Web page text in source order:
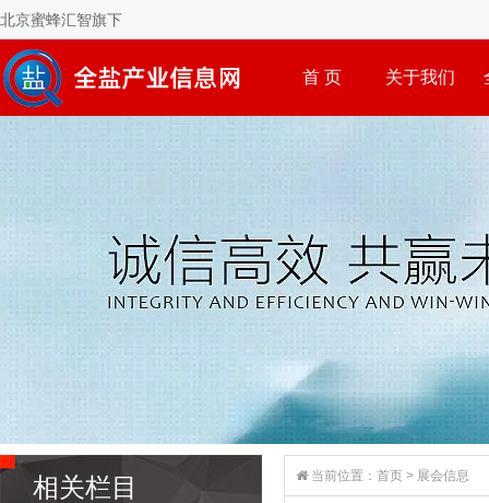
北京蜜蜂汇智旗下
首 页 关于我们
相关栏目 当前位置： 首页 > 展会信息